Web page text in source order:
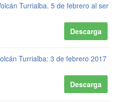
Turrialba. 5 de febrero al ser
Descarga
Turrialba: 3 de febrero 2017
Descarga